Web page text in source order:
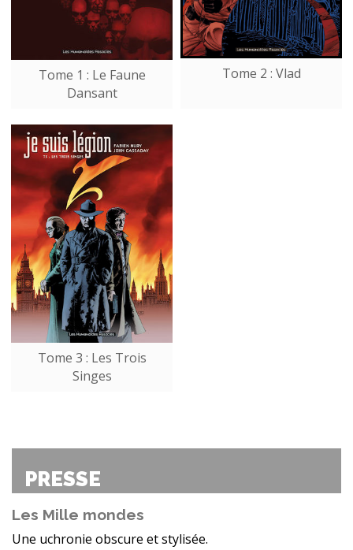
Tome 1 : Le Faune
Dansant
Tome 2 : Vlad
Tome 3 : Les Trois
Singes
PRESSE
Les Mille mondes
Une uchronie obscure et stylisée.